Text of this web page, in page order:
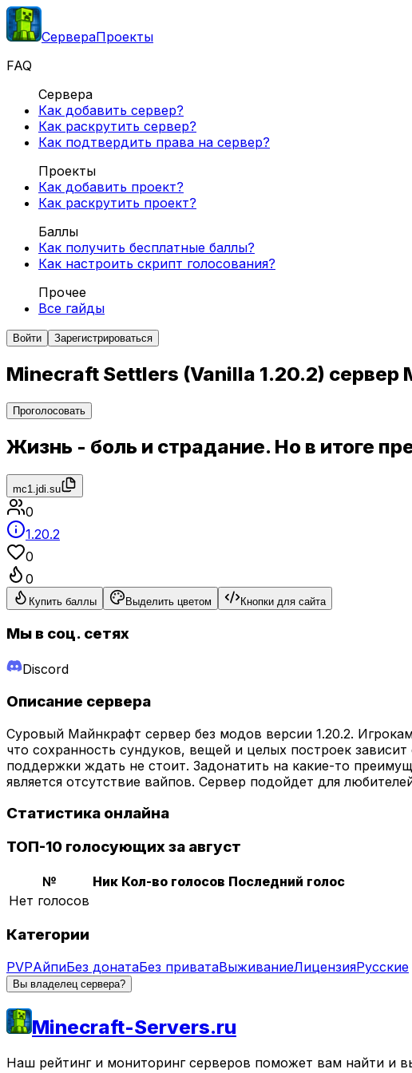
СервераПроекты
FAQ
Сервера
Как добавить сервер?
Как раскрутить сервер?
Как подтвердить права на сервер?
Проекты
Как добавить проект?
Как раскрутить проект?
Баллы
Как получить бесплатные баллы?
Как настроить скрипт голосования?
Прочее
Все гайды
Войти Зарегистрироваться
Minecraft Settlers (Vanilla 1.20.2) сервер
Проголосовать
Жизнь - боль и страдание. Но в итоге
mc1.jdi.su
0
1.20.2
0
0
Купить баллы Выделить цветом Кнопки для сайта
Мы в соц. сетях
Discord
Описание сервера
Суровый Майнкрафт сервер без модов версии 1.20.2.
что сохранность сундуков, вещей и целых построек
поддержки ждать не стоит. Задонатить на какие-то
является отсутствие вайпов. Сервер подойдет для
Статистика онлайна
ТОП-10 голосующих за август
№ Ник Кол-во голосов Последний голос
Нет голосов
Категории
PVPАйпиБез донатаБез приватаВыживаниеЛицензияРусские
Вы владелец сервера?
Minecraft-Servers.ru
Наш рейтинг и мониторинг серверов поможет вам найти и